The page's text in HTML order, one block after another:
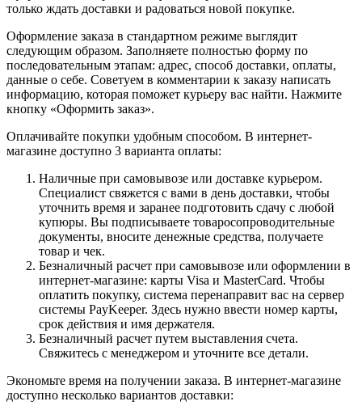
только ждать доставки и радоваться новой покупке.
Оформление заказа в стандартном режиме выглядит
следующим образом. Заполняете полностью форму по
последовательным этапам: адрес, способ доставки, оплаты,
данные о себе. Советуем в комментарии к заказу написать
информацию, которая поможет курьеру вас найти. Нажмите
кнопку «Оформить заказ».
Оплачивайте покупки удобным способом. В интернет-
магазине доступно 3 варианта оплаты:
Наличные при самовывозе или доставке курьером.
Специалист свяжется с вами в день доставки, чтобы
уточнить время и заранее подготовить сдачу с любой
купюры. Вы подписываете товаросопроводительные
документы, вносите денежные средства, получаете
товар и чек.
Безналичный расчет при самовывозе или оформлении в
интернет-магазине: карты Visa и MasterCard. Чтобы
оплатить покупку, система перенаправит вас на сервер
системы PayKeeper. Здесь нужно ввести номер карты,
срок действия и имя держателя.
Безналичный расчет путем выставления счета.
Свяжитесь с менеджером и уточните все детали.
Экономьте время на получении заказа. В интернет-магазине
доступно несколько вариантов доставки: